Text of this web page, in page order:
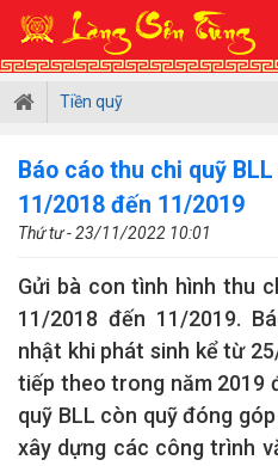
Tiền quỹ
Báo cáo thu chi quỹ
11/2018 đến 11/2019
Thứ tư - 23/11/2022 10:01
Gửi bà con tình hình thu
11/2018 đến 11/2019.
nhật khi phát sinh kể từ
tiếp theo trong năm 2019
quỹ BLL còn quỹ đóng
xây dựng các công trình